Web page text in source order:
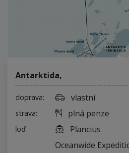
Antarktida,
doprava: vlastní
strava: plná penze
loď
Plancius
Oceanwide